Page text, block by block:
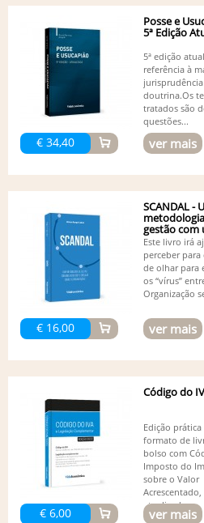
€ 34,40
Posse e
5ª Edição
5ª edição
referência à
doutrina.Os
tratados são
questões...
ver mais
€ 16,00
SCANDAL -
gestão com
Este livro irá
perceber
de olhar para
os “vírus”
Organização
ver mais
€ 6,00
Código do
Edição prática
formato de
bolso com
Imposto do
sobre o Valor
Acrescentado,
atualizado...
ver mais